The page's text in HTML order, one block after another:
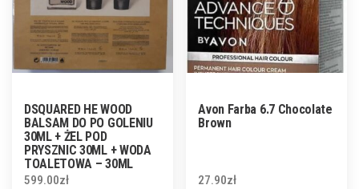
DSQUARED HE WOOD
BALSAM DO PO GOLENIU
30ML + ŻEL POD
PRYSZNIC 30ML + WODA
TOALETOWA – 30ML
UNIKAT
599.00zł
Avon Farba 6.7 Chocolate
Brown
27.90zł